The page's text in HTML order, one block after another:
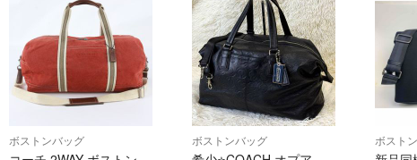
ボストンバッグ ボストンバッグ ボスト